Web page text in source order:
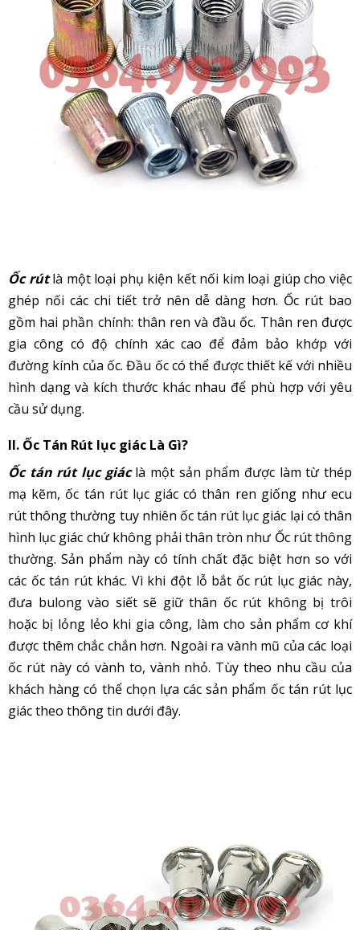
Ốc rútlà một loại phụ kiện kết nối kim loại giúp cho việc
ghép nối các chi tiết trở nên dễ dàng hơn. Ốc rút bao
gồm hai phần chính: thân ren và đầu ốc. Thân ren được
gia công có độ chính xác cao để đảm bảo khớp với
đường kính của ốc. Đầu ốc có thể được thiết kế với nhiều
hình dạng và kích thước khác nhau để phù hợp với yêu
cầu sử dụng.
II. Ốc Tán Rút lục giác Là Gì?
Ốc tán rút lục giáclà một sản phẩm được làm từ thép
mạ kẽm, ốc tán rút lục giác có thân ren giống như ecu
rút thông thường tuy nhiên ốc tán rút lục giác lại có thân
hình lục giác chứ không phải thân tròn như Ốc rút thông
thường. Sản phẩm này có tính chất đặc biệt hơn so với
các ốc tán rút khác. Vì khi đột lỗ bắt ốc rút lục giác này,
đưa bulong vào siết sẽ giữ thân ốc rút không bị trôi
hoặc bị lỏng lẻo khi gia công, làm cho sản phẩm cơ khí
được thêm chắc chắn hơn. Ngoài ra vành mũ của các loại
ốc rút này có vành to, vành nhỏ. Tùy theo nhu cầu của
khách hàng có thể chọn lựa các sản phẩm ốc tán rút lục
giác theo thông tin dưới đây.